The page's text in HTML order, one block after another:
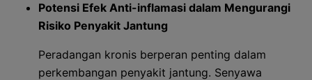
Potensi Efek Anti-inflamasi dalam Mengurangi
Risiko Penyakit Jantung
Peradangan kronis berperan penting dalam
perkembangan penyakit jantung. Senyawa